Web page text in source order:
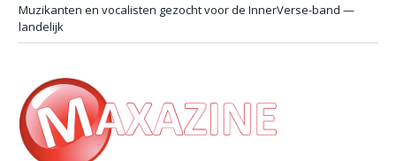
Muzikanten en vocalisten gezocht voor de InnerVerse-band —
landelijk